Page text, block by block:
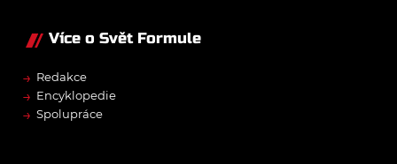
Více o Svět Formule
→ Redakce
→ Encyklopedie
→ Spolupráce